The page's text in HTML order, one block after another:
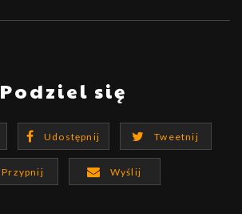
Podziel się
Udostępnij Tweetnij
Przypnij Wyślij